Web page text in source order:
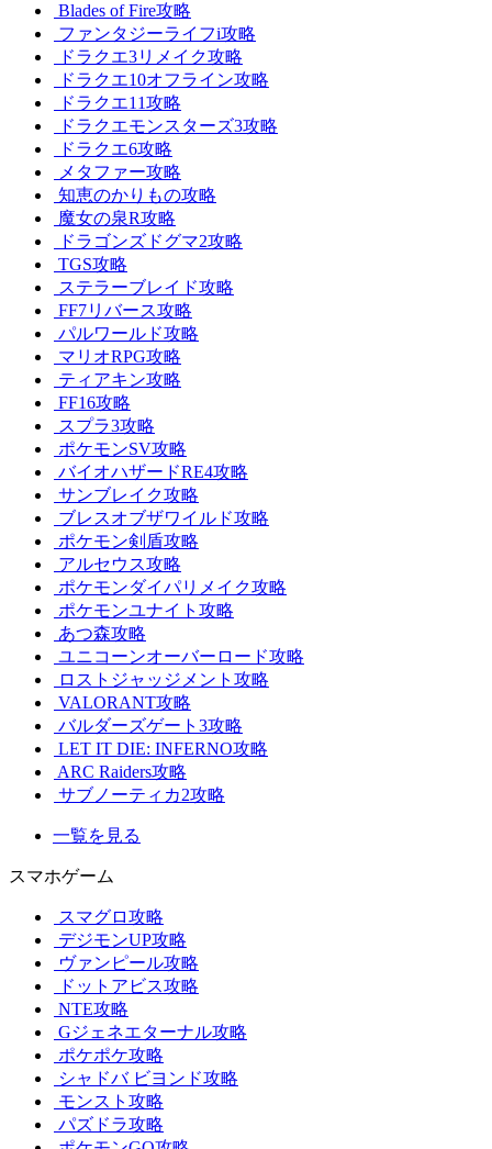
Blades of Fire攻略
ファンタジーライフi攻略
ドラクエ3リメイク攻略
ドラクエ10オフライン攻略
ドラクエ11攻略
ドラクエモンスターズ3攻略
ドラクエ6攻略
メタファー攻略
知恵のかりもの攻略
魔女の泉R攻略
ドラゴンズドグマ2攻略
TGS攻略
ステラーブレイド攻略
FF7リバース攻略
パルワールド攻略
マリオRPG攻略
ティアキン攻略
FF16攻略
スプラ3攻略
ポケモンSV攻略
バイオハザードRE4攻略
サンブレイク攻略
ブレスオブザワイルド攻略
ポケモン剣盾攻略
アルセウス攻略
ポケモンダイパリメイク攻略
ポケモンユナイト攻略
あつ森攻略
ユニコーンオーバーロード攻略
ロストジャッジメント攻略
VALORANT攻略
バルダーズゲート3攻略
LET IT DIE: INFERNO攻略
ARC Raiders攻略
サブノーティカ2攻略
一覧を見る
スマホゲーム
スマグロ攻略
デジモンUP攻略
ヴァンピール攻略
ドットアビス攻略
NTE攻略
Gジェネエターナル攻略
ポケポケ攻略
シャドバ ビヨンド攻略
モンスト攻略
パズドラ攻略